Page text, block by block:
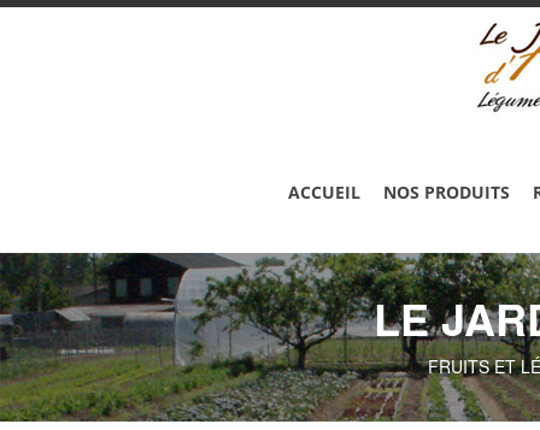
ACCUEIL NOS PRODUITS
LE
FRUITS ET